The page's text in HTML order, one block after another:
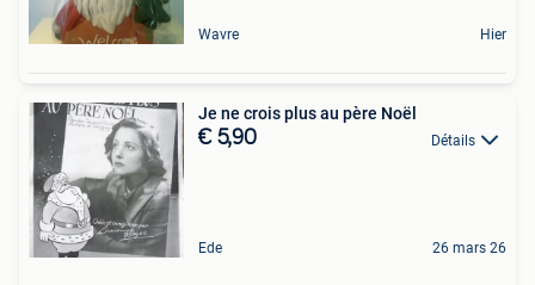
Wavre Hier
Je ne crois plus au père Noël
€ 5,90 Détails
Ede 26 mars 26